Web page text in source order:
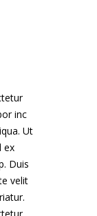
inc
Ut
ex
Duis
velit